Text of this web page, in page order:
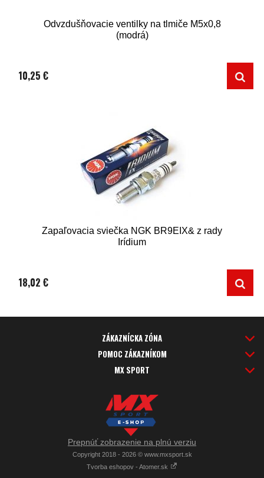
Odvzdušňovacie ventilky na tlmiče M5x0,8
(modrá)
10,25 €
Zapaľovacia sviečka NGK BR9EIX& z rady
Irídium
18,02 €
ZÁKAZNÍCKA ZÓNA
POMOC ZÁKAZNÍKOM
MX SPORT
Prepnúť zobrazenie na plnú verziu
Copyright 2018 - 2026 © www.mxsport.sk
Tvorba eshopov - Atomer.sk